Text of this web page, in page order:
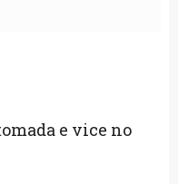
e vice no